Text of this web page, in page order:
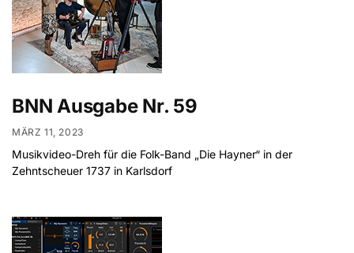
BNN Ausgabe Nr. 59
MÄRZ 11, 2023
Musikvideo-Dreh für die Folk-Band „Die Hayner“ in der
Zehntscheuer 1737 in Karlsdorf